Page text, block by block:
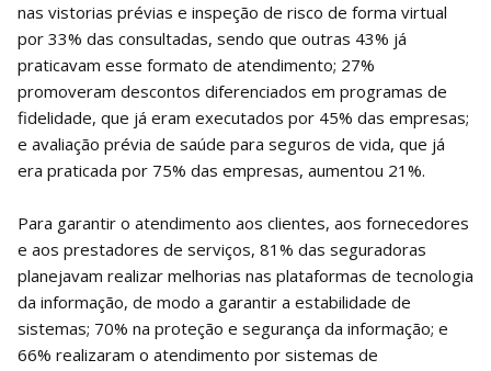
nas vistorias prévias e inspeção de risco de forma virtual
por 33% das consultadas, sendo que outras 43% já
praticavam esse formato de atendimento; 27%
promoveram descontos diferenciados em programas de
fidelidade, que já eram executados por 45% das empresas;
e avaliação prévia de saúde para seguros de vida, que já
era praticada por 75% das empresas, aumentou 21%.
Para garantir o atendimento aos clientes, aos fornecedores
e aos prestadores de serviços, 81% das seguradoras
planejavam realizar melhorias nas plataformas de tecnologia
da informação, de modo a garantir a estabilidade de
sistemas; 70% na proteção e segurança da informação; e
66% realizaram o atendimento por sistemas de